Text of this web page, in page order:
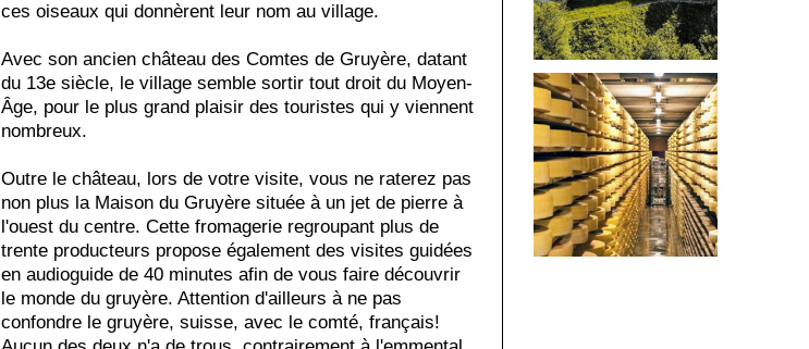
ces oiseaux qui donnèrent leur nom au village.
Avec son ancien château des Comtes de Gruyère, datant
du 13e siècle, le village semble sortir tout droit du Moyen-
Âge, pour le plus grand plaisir des touristes qui y viennent
nombreux.
Outre le château, lors de votre visite, vous ne raterez pas
non plus la Maison du Gruyère située à un jet de pierre à
l'ouest du centre. Cette fromagerie regroupant plus de
trente producteurs propose également des visites guidées
en audioguide de 40 minutes afin de vous faire découvrir
le monde du gruyère. Attention d'ailleurs à ne pas
confondre le gruyère, suisse, avec le comté, français!